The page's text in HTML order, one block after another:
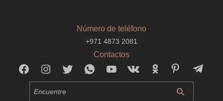
Número de teléfono
+971 4873 2081
Contactos